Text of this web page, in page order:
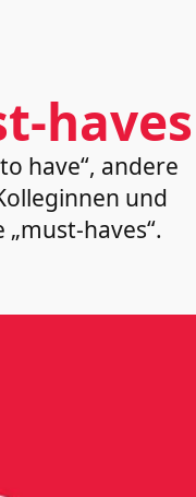
haves
have“, andere
und
haves“.